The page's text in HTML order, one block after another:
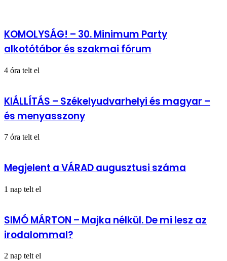
KOMOLYSÁG! – 30. Minimum Party
alkotótábor és szakmai fórum
4 óra telt el
KIÁLLÍTÁS – Székelyudvarhelyi és magyar –
és menyasszony
7 óra telt el
Megjelent a VÁRAD augusztusi száma
1 nap telt el
SIMÓ MÁRTON – Majka nélkül. De mi lesz az
irodalommal?
2 nap telt el